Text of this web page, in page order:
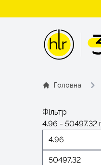
Головна
Фільтр
4.96 - 50497.32